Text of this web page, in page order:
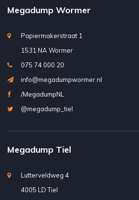
Megadump Wormer
Papiermakerstraat 1
1531 NA Wormer
075 74 000 20
info@megadumpwormer.nl
/MegadumpNL
@megadump_tiel
Megadump Tiel
Lutterveldweg 4
4005 LD Tiel